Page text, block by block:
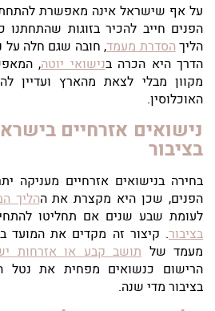
על אף שישראל אינה מאפשרת
הפנים חייב להכיר בזוגות שהתחתנו
הליךהסדרת מעמד, חובה שגם חלה על
הדרך היא הכרה בנישואי יוטה,
מקוון מבלי לצאת מהארץ ועדיין
האוכלוסין.
נישואים אזרחיים
בציבור
בחירה בנישואים אזרחיים מעניקה
הפנים, שכן היא מקצרת את ההליך
לעומת שבע שנים אם תחליטו
בציבור. קיצור זה מקדים את המועד
מעמד של תושב קבע או אזרחות
הרישום כנשואים מפחית את נטל
בציבור מדי שנה.